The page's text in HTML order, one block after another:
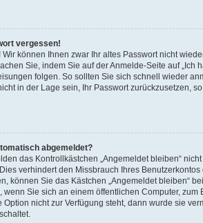
vergessen!
Wir können Ihnen zwar Ihr altes Passwort nicht
Sie, indem Sie auf der Anmelde-Seite auf „Ich
folgen. So sollten Sie sich schnell wieder
in der Lage sein, Ihr Passwort zurückzusetzen,
abgemeldet?
das Kontrollkästchen „Angemeldet bleiben“
verhindert den Missbrauch Ihres
können Sie das Kästchen „Angemeldet bleiben“
wenn Sie sich an einem öffentlichen Computer, zum
Option nicht zur Verfügung steht, dann wurde sie